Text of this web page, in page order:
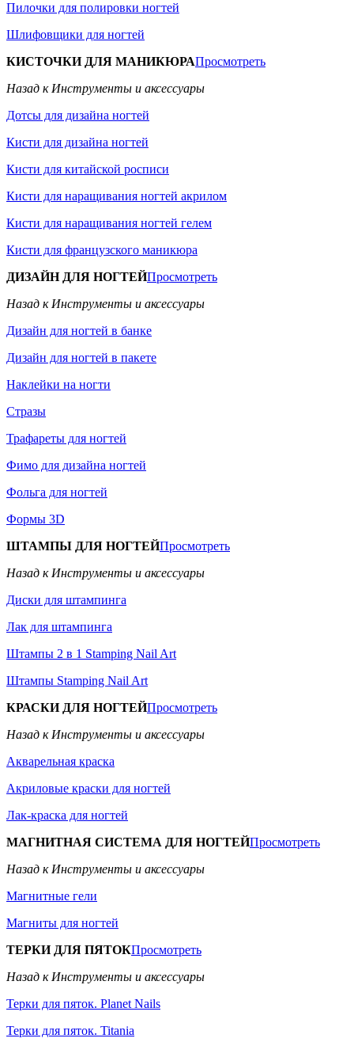
Пилочки для полировки ногтей
Шлифовщики для ногтей
КИСТОЧКИ ДЛЯ МАНИКЮРАПросмотреть
Назад к Инструменты и аксессуары
Дотсы для дизайна ногтей
Кисти для дизайна ногтей
Кисти для китайской росписи
Кисти для наращивания ногтей акрилом
Кисти для наращивания ногтей гелем
Кисти для французского маникюра
ДИЗАЙН ДЛЯ НОГТЕЙПросмотреть
Назад к Инструменты и аксессуары
Дизайн для ногтей в банке
Дизайн для ногтей в пакете
Наклейки на ногти
Стразы
Трафареты для ногтей
Фимо для дизайна ногтей
Фольга для ногтей
Формы 3D
ШТАМПЫ ДЛЯ НОГТЕЙПросмотреть
Назад к Инструменты и аксессуары
Диски для штампинга
Лак для штампинга
Штампы 2 в 1 Stamping Nail Art
Штампы Stamping Nail Art
КРАСКИ ДЛЯ НОГТЕЙПросмотреть
Назад к Инструменты и аксессуары
Акварельная краска
Акриловые краски для ногтей
Лак-краска для ногтей
МАГНИТНАЯ СИСТЕМА ДЛЯ НОГТЕЙПросмотреть
Назад к Инструменты и аксессуары
Магнитные гели
Магниты для ногтей
ТЕРКИ ДЛЯ ПЯТОКПросмотреть
Назад к Инструменты и аксессуары
Терки для пяток. Planet Nails
Терки для пяток. Titania